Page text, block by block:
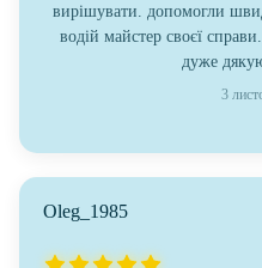
вирішувати. допомогли
водій майстер своєї
дуже
3
Oleg_1985